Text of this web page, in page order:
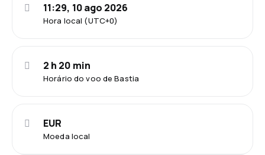
Hora local (UTC+0)
11:29, 10 ago 2026
Horário do voo de Bastia
2 h 20 min
Moeda local
EUR